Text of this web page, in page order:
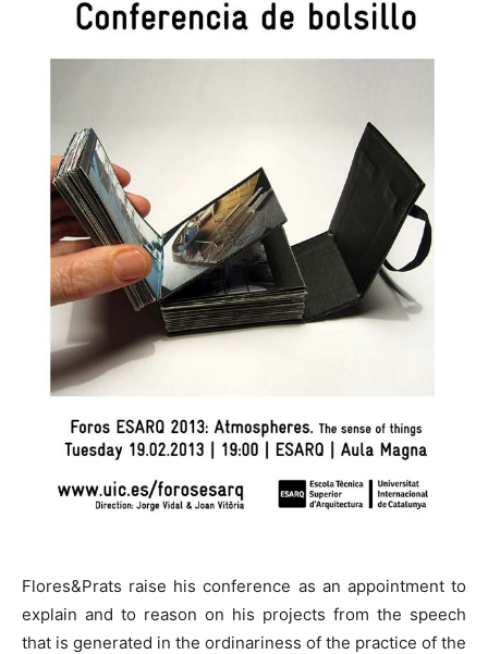
Flores&Prats raise his conference as an appointment to
explain and to reason on his projects from the speech
that is generated in the ordinariness of the practice of the